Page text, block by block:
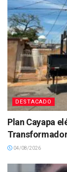
DESTACADO
Plan Cayapa
04/08/2026